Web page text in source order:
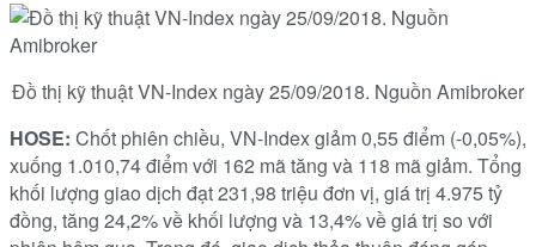
Đồ thị kỹ thuật VN-Index ngày 25/09/2018. Nguồn Amibroker
HOSE: Chốt phiên chiều, VN-Index giảm 0,55 điểm (-0,05%),
xuống 1.010,74 điểm với 162 mã tăng và 118 mã giảm. Tổng
khối lượng giao dịch đạt 231,98 triệu đơn vị, giá trị 4.975 tỷ
đồng, tăng 24,2% về khối lượng và 13,4% về giá trị so với